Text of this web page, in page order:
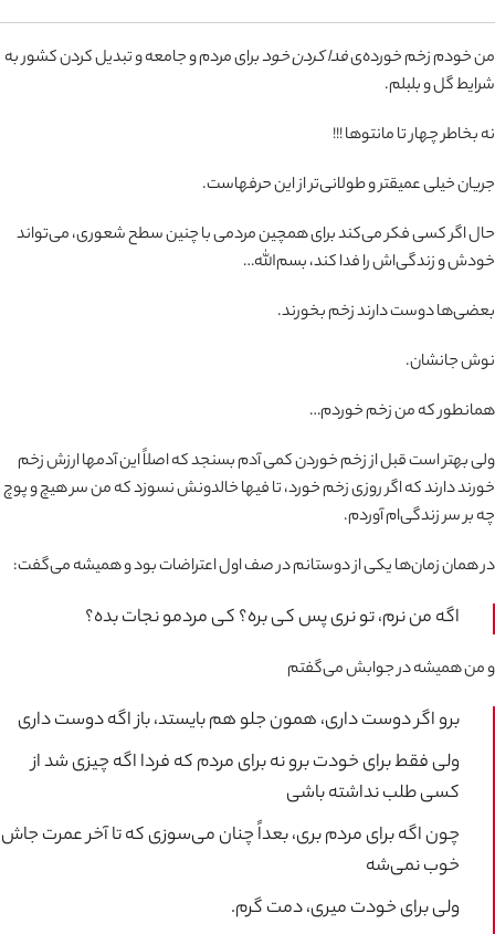
من خودم زخم خورده‌یفدا کردن خودبرای مردم و جامعه و تبدیل کردن کشور به
شرایط گل و بلبلم.
نه بخاطر چهار تا مانتوها !!!
جریان خیلی عمیقتر و طولانی‌تر از این حرفهاست.
حال اگر کسی فکر می‌کند برای همچین مردمی با چنین سطح شعوری، می‌تواند
خودش و زندگی‌اش را فدا کند، بسم‌الله…
بعضی‌ها دوست دارند زخم بخورند.
نوش جانشان.
همانطور که من زخم خوردم…
ولی بهتر است قبل از زخم خوردن کمی آدم بسنجد که اصلاً این آدمها ارزش زخم
خورند دارند که اگر روزی زخم خورد، تا فیها خالدونش نسوزد که من سر هیچ و پوچ
چه بر سر زندگی‌ام آوردم.
در همان زمان‌ها یکی از دوستانم در صف اول اعتراضات بود و همیشه می‌گفت:
اگه من نرم، تو نری پس کی بره؟ کی مردمو نجات بده؟
و من همیشه در جوابش می‌گفتم
برو اگر دوست داری، همون جلو هم بایستد، باز اگه دوست داری
ولی فقط برای خودت برو نه برای مردم که فردا اگه چیزی شد از
کسی طلب نداشته باشی
چون اگه برای مردم بری، بعداً چنان می‌سوزی که تا آخر عمرت جاش
خوب نمی‌شه
ولی برای خودت میری، دمت گرم.